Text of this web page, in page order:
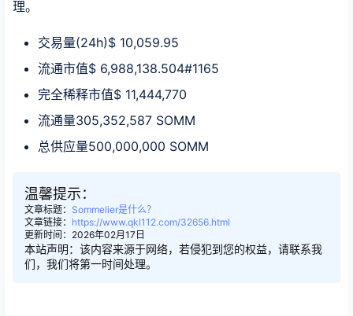
理。
交易量(24h)$ 10,059.95
流通市值$ 6,988,138.504#1165
完全稀释市值$ 11,444,770
流通量305,352,587 SOMM
总供应量500,000,000 SOMM
温馨提示：
文章标题： Sommelier是什么？
文章链接： https://www.qkl112.com/32656.html
更新时间：2026年02月17日
本站声明：该内容来源于网络，若侵犯到您的权益，请联系我
们，我们将第一时间处理。